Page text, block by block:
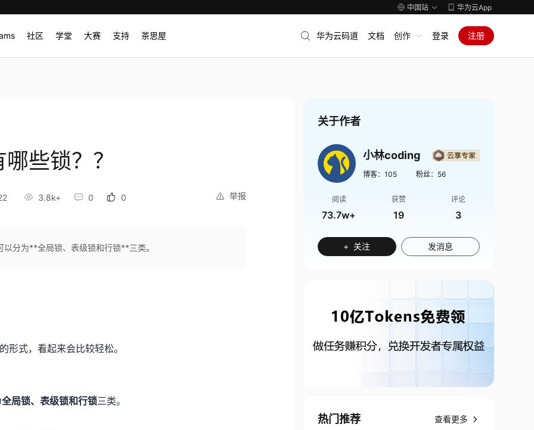
中国站 华为云App
社区 学堂 大赛 支持 茶思屋 华为云码道 文档 创作 登录 注册
些锁？？
举报
3.8k+ 0 0
分为**全局锁、表级锁和行锁**三类。
形式，看起来会比较轻松。
全局锁、表级锁和行锁三类。
关于作者
小林coding
博客： 105 粉丝： 56
阅读
73.7w+
获赞
19
评论
3
+ 关注 发消息
热门推荐 查看更多